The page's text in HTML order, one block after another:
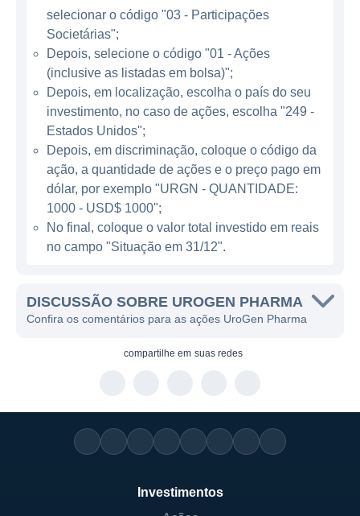
sistemáticos frequentemente associados ao
tratamento do câncer. A UroGen utiliza
tecnologias de microbolhas e liberação
controlada de medicamentos, permitindo um
direcionamento mais preciso e eficaz dos
tratamentos. Isso possibilita um impacto
positivo nos resultados clínicos e na
experiência do paciente.
ATUAÇÃO DA UROGEN PHARMA
A UroGen Pharma tem se destacado por
uma necessidade significativa no mercado
de terapias urológicas. A empresa
de pesquisa e desenvolvimento, e algumas
bexiga, que é um dos tipos de câncer com
alta incidência e mortalidade entre os
selecionar o código "03 - Participações
Societárias";
Depois, selecione o código "01 - Ações
(inclusive as listadas em bolsa)";
Depois, em localização, escolha o país do seu
investimento, no caso de ações, escolha "249 -
Estados Unidos";
Depois, em discriminação, coloque o código da
ação, a quantidade de ações e o preço pago em
dólar, por exemplo "URGN - QUANTIDADE:
1000 - USD$ 1000";
No final, coloque o valor total investido em reais
no campo "Situação em 31/12".
DISCUSSÃO SOBRE UROGEN PHARMA
Confira os comentários para as ações UroGen Pharma
compartilhe em suas redes
Investimentos